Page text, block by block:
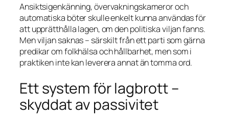
Ansiktsigenkänning, övervakningskameror och
automatiska böter skulle enkelt kunna användas för
att upprätthålla lagen, om den politiska viljan fanns.
Men viljan saknas – särskilt från ett parti som gärna
predikar om folkhälsa och hållbarhet, men som i
praktiken inte kan leverera annat än tomma ord.
Ett system för lagbrott –
skyddat av passivitet